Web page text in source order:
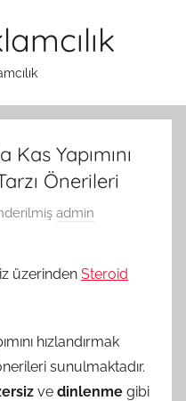
Yapımını
Önerileri
admin
üzerinden Steroid
hızlandırmak
sunulmaktadır.
ve dinlenme gibi